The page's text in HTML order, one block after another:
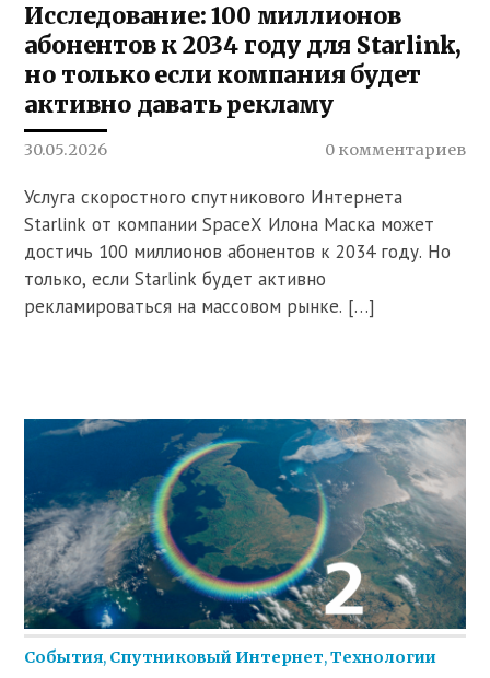
Исследование: 100 миллионов
абонентов к 2034 году для Starlink,
но только если компания будет
активно давать рекламу
30.05.2026 0 комментариев
Услуга скоростного спутникового Интернета
Starlink от компании SpaceX Илона Маска может
достичь 100 миллионов абонентов к 2034 году. Но
только, если Starlink будет активно
рекламироваться на массовом рынке. […]
События, Спутниковый Интернет,Технологии